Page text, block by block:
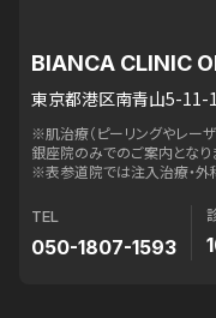
BIANCA CLINIC
東京都港区南青山5-11-
※肌治療（ピーリングやレー
銀座院のみでのご案内となり
※表参道院では注入治療・外
TEL
050-1807-1593